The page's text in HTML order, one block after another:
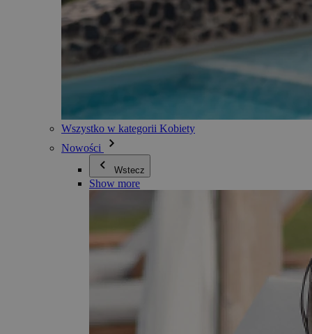
Wszystko w kategorii Kobiety
Nowości
Wstecz
Show more